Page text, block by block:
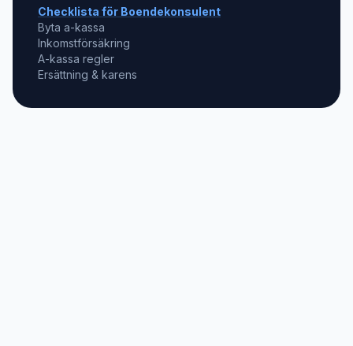
Checklista för Boendekonsulent
Byta a-kassa
Inkomstförsäkring
A-kassa regler
Ersättning & karens